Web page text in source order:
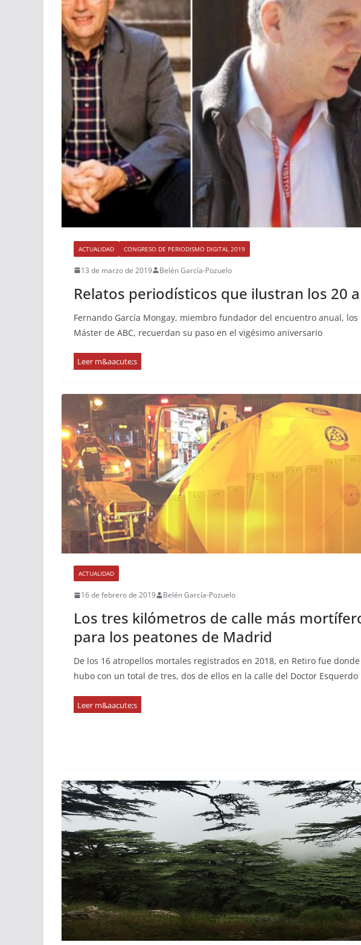
ACTUALIDAD CONGRESO DE PERIODISMO DIGITAL 2019
13 de marzo de 2019 Belén García-Pozuelo
Relatos periodísticos que ilustran los 20
Fernando García Mongay, miembro fundador del encuentro anual,
Máster de ABC, recuerdan su paso en el vigésimo aniversario
ACTUALIDAD
16 de febrero de 2019 Belén García-Pozuelo
Los tres kilómetros de calle más
para los peatones de Madrid
De los 16 atropellos mortales registrados en 2018, en Retiro fue
hubo con un total de tres, dos de ellos en la calle del Doctor Esquerdo